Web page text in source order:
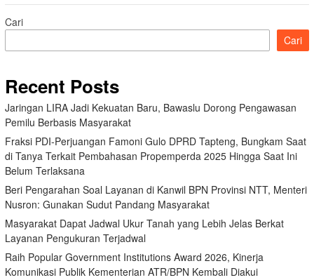
Cari
Cari
Recent Posts
Jaringan LIRA Jadi Kekuatan Baru, Bawaslu Dorong Pengawasan
Pemilu Berbasis Masyarakat
Fraksi PDI-Perjuangan Famoni Gulo DPRD Tapteng, Bungkam Saat
di Tanya Terkait Pembahasan Propemperda 2025 Hingga Saat Ini
Belum Terlaksana
Beri Pengarahan Soal Layanan di Kanwil BPN Provinsi NTT, Menteri
Nusron: Gunakan Sudut Pandang Masyarakat
Masyarakat Dapat Jadwal Ukur Tanah yang Lebih Jelas Berkat
Layanan Pengukuran Terjadwal
Raih Popular Government Institutions Award 2026, Kinerja
Komunikasi Publik Kementerian ATR/BPN Kembali Diakui